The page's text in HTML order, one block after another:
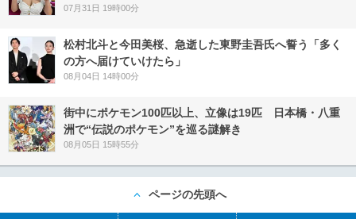
07月31日 19時00分
松村北斗と今田美桜、急逝した東野圭吾氏へ誓う「多く
の方へ届けていけたら」
08月04日 14時00分
街中にポケモン100匹以上、立像は19匹 日本橋・八重
洲で“伝説のポケモン”を巡る謎解き
08月05日 15時55分
ページの先頭へ